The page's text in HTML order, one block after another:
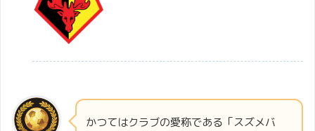
かつてはクラブの愛称である「スズメバ